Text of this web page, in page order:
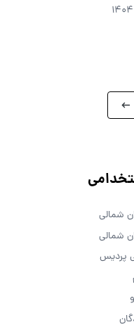
شمالی
شمالی
پردیس